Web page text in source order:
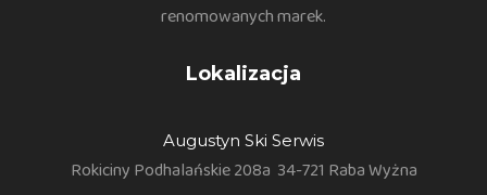
renomowanych marek.
Lokalizacja
Augustyn Ski Serwis
Rokiciny Podhalańskie 208a 34-721 Raba Wyżna